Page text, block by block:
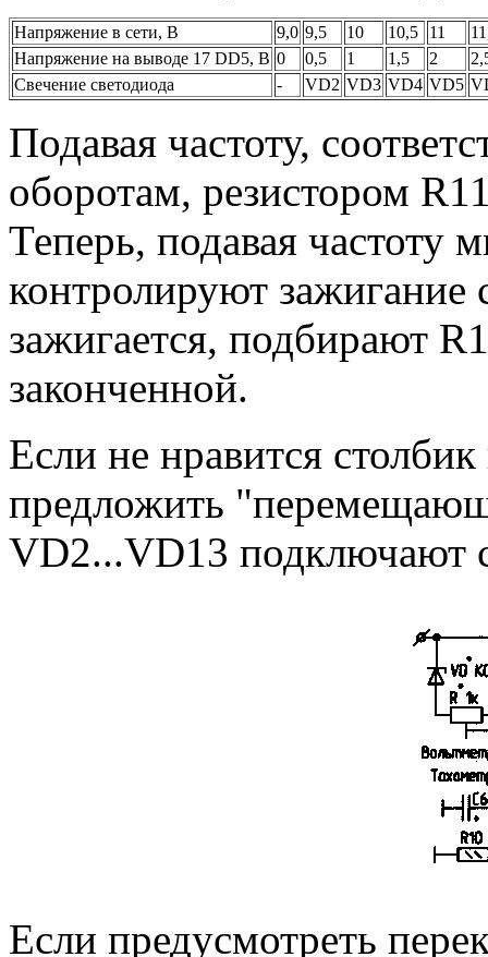
Напряжение в сети, В 9,0 9,5 10 10,5 11
Напряжение на выводе 17 DD5, В 0 0,5 1 1,5 2
Свечение светодиода
- VD2 VD3 VD4 VD5
Подавая частоту,
оборотам, резистором
Теперь, подавая частоту
контролируют зажигание
зажигается, подбирают
законченной.
Если не нравится
предложить
VD2...VD13 подключают
Если предусмотреть